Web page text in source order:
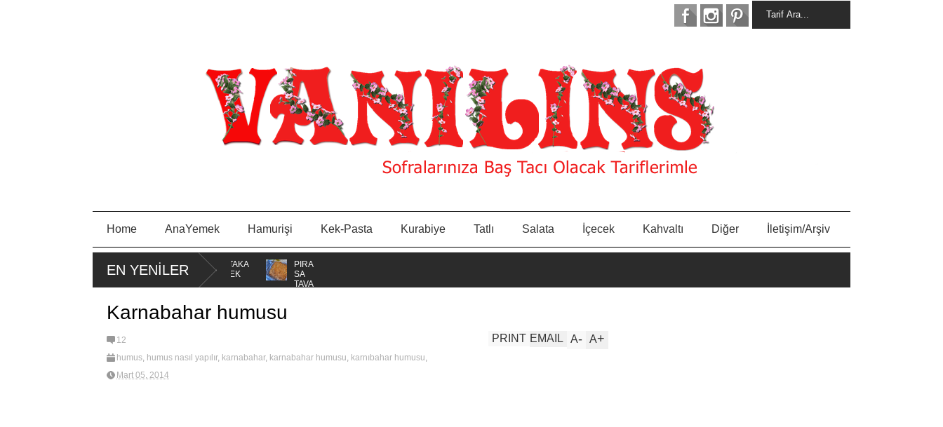
Home AnaYemek Hamurişi Kek-Pasta Kurabiye Tatlı Salata İçecek Kahvaltı Diğer İletişim/Arşiv
EN YENİLER
KURABİYE
PORTAKA
LLI KEK
PIRA
Karnabahar humusu
12
humus, humus nasıl yapılır, karnabahar, karnabahar humusu, karnıbahar humusu,
Mart 05, 2014
A+
A-
EMAIL
PRINT